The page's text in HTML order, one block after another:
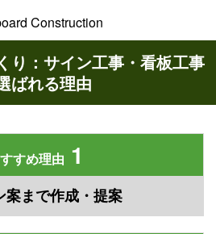
Construction
り：サイン工事・看板工事
ばれる理由
すめ理由 1
案まで作成・提案